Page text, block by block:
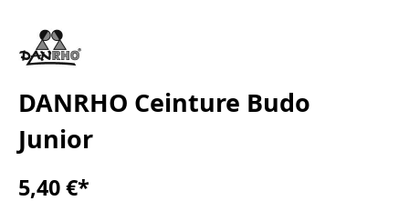
DANRHO Ceinture Budo
Junior
5,40 €*